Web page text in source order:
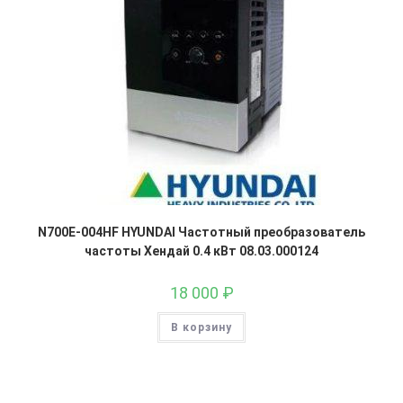
N700E-004HF HYUNDAI Частотный преобразователь
частоты Хендай 0.4 кВт 08.03.000124
18 000 ₽
В корзину